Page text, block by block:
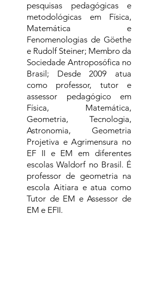
pesquisas pedagógicas e
metodológicas em Física,
Matemática e
Fenomenologias de Göethe
e Rudolf Steiner; Membro da
Sociedade Antroposófica no
Brasil; Desde 2009 atua
como professor, tutor e
assessor pedagógico em
Física, Matemática,
Geometria, Tecnologia,
Astronomia, Geometria
Projetiva e Agrimensura no
EF II e EM em diferentes
escolas Waldorf no Brasil. É
professor de geometria na
escola Aitiara e atua como
Tutor de EM e Assessor de
EM e EFII.